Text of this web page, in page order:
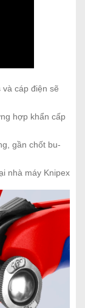
cáp điện sẽ
hợp khẩn cấp
gần chốt bu-
nhà máy Knipex